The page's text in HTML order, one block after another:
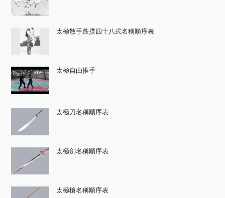
太極散手跌撲四十八式名稱順序表
太極自由推手
太極刀名稱順序表
太極劍名稱順序表
太極槍名稱順序表